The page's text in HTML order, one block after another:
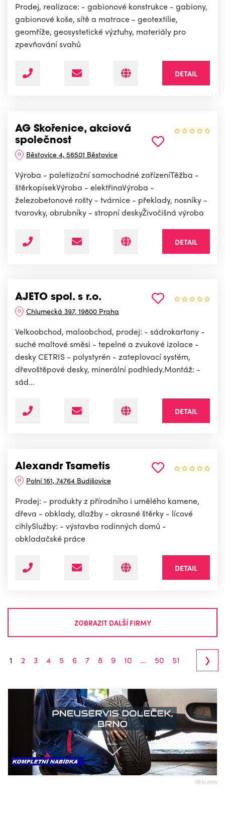
Prodej, realizace: - gabionové konstrukce - gabiony,
gabionové koše, sítě a matrace - geotextilie,
geomříže, geosystetické výztuhy, materiály pro
zpevňování svahů
DETAIL
AG Skořenice, akciová
společnost
Běstovice 4, 56501 Běstovice
Výroba - paletizační samochodné zařízeníTěžba -
štěrkopísekVýroba - elektřinaVýroba -
železobetonové rošty - tvárnice - překlady, nosníky -
tvarovky, obrubníky - stropní deskyŽivočišná výroba
DETAIL
AJETO spol. s r.o.
Chlumecká 397, 19800 Praha
Velkoobchod, maloobchod, prodej: - sádrokartony -
suché maltové směsi - tepelné a zvukové izolace -
desky CETRIS - polystyrén - zateplovací systém,
dřevoštěpové desky, minerální podhledy.Montáž: -
sád...
DETAIL
Alexandr Tsametis
Polní 161, 74764 Budišovice
Prodej: - produkty z přírodního i umělého kamene,
dřeva - obklady, dlažby - okrasné štěrky - lícové
cihlySlužby: - výstavba rodinných domů -
obkladačské práce
DETAIL
ZOBRAZIT DALŠÍ FIRMY
1 2 3 4 5 6 7 8 9 10 ... 50 51 ›
REKLAMA